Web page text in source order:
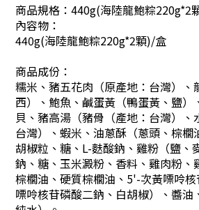
商品規格：440g(海陸龍鮑粽220g*2
內容物：
440g(海陸龍鮑粽220g*2顆)/盒
商品成份：
糯米、豬五花肉（原產地：台灣）、
西）、鮑魚、鹹蛋黃（鴨蛋黃、鹽）
貝、豬高湯（豬骨（產地：台灣）、
台灣）、蝦米、油蔥酥（蔥頭、棕櫚
胡椒粒、糖、L-麩酸鈉、雞粉（鹽、
鈉、糖、玉米澱粉、香料、雞肉粉、
棕櫚油、硬質棕櫚油、5'-次黃嘌呤
嘌呤核苷磷酸二鈉、白胡椒）、醬油